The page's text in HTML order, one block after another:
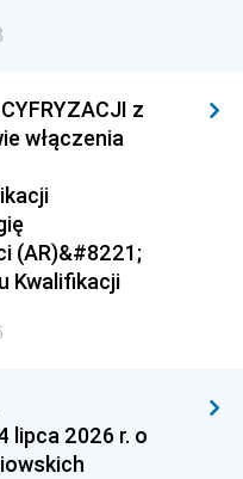
z
włączenia
(AR)&#8221;
Kwalifikacji
lipca 2026 r. o